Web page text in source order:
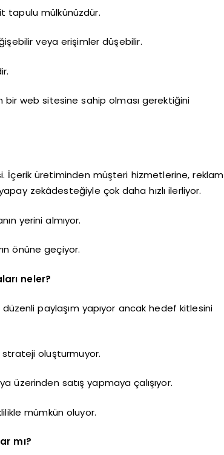
tapulu mülkünüzdür.
veya erişimler düşebilir.
bir web sitesine sahip olması gerektiğini
İçerik üretiminden müşteri hizmetlerine, reklam
zekâdesteğiyle çok daha hızlı ilerliyor.
yerini almıyor.
önüne geçiyor.
neler?
paylaşım yapıyor ancak hedef kitlesini
strateji oluşturmuyor.
üzerinden satış yapmaya çalışıyor.
mümkün oluyor.
mı?